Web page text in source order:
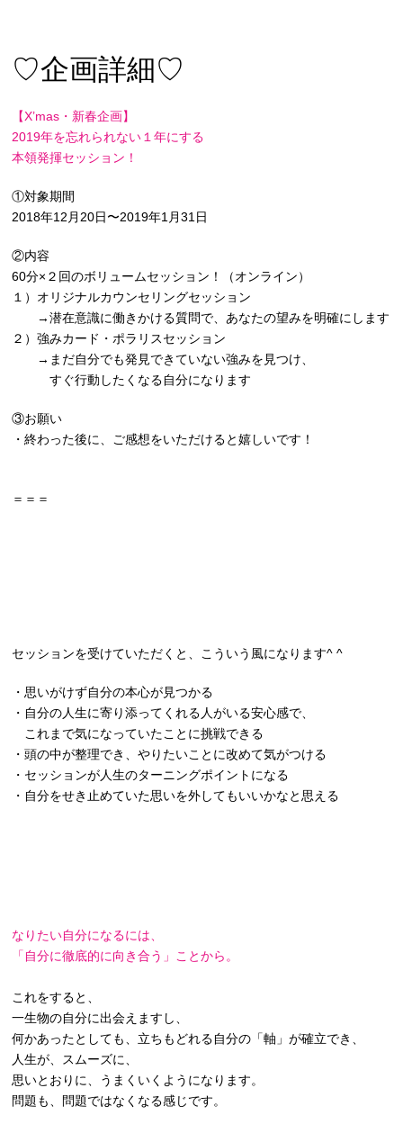
♡企画詳細♡
【X’mas・新春企画】
2019年を忘れられない１年にする
本領発揮セッション！
①対象期間
2018年12月20日〜2019年1月31日
②内容
60分×２回のボリュームセッション！（オンライン）
１）オリジナルカウンセリングセッション
→潜在意識に働きかける質問で、あなたの望みを明確にします
２）強みカード・ポラリスセッション
→まだ自分でも発見できていない強みを見つけ、
すぐ行動したくなる自分になります
③お願い
・終わった後に、ご感想をいただけると嬉しいです！
＝＝＝
セッションを受けていただくと、 こういう風になります^ ^
・思いがけず自分の本心が見つかる
・自分の人生に寄り添ってくれる人がいる安心感で、
これまで気になっていたことに挑戦できる
・頭の中が整理でき、やりたいことに改めて気がつける
・セッションが人生のターニングポイントになる
・自分をせき止めていた思いを外してもいいかなと思える
なりたい自分になるには、
「自分に徹底的に向き合う」ことから。
これをすると、
一生物の自分に出会えますし、
何かあったとしても、立ちもどれる自分の「軸」が確立でき、
人生が、スムーズに、
思いとおりに、うまくいくようになります。
問題も、問題ではなくなる感じです。